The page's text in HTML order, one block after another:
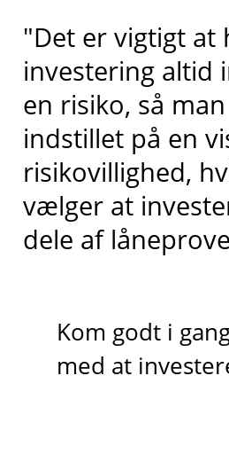
"Det er vigtigt at
investering altid
en risiko, så
indstillet på en
risikovillighed,
vælger at
dele af
Kom godt i
med at